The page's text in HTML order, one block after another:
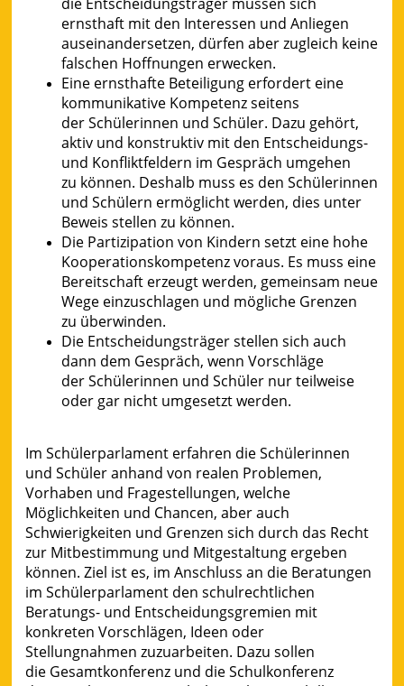
ernsthaft mit den Interessen und Anliegen
auseinandersetzen, dürfen aber zugleich keine
falschen Hoffnungen erwecken.
Eine ernsthafte Beteiligung erfordert eine
kommunikative Kompetenz seitens
der Schülerinnen und Schüler. Dazu gehört,
aktiv und konstruktiv mit den Entscheidungs-
und Konfliktfeldern im Gespräch umgehen
zu können. Deshalb muss es den Schülerinnen
und Schülern ermöglicht werden, dies unter
Beweis stellen zu können.
Die Partizipation von Kindern setzt eine hohe
Kooperationskompetenz voraus. Es muss eine
Bereitschaft erzeugt werden, gemeinsam neue
Wege einzuschlagen und mögliche Grenzen
zu überwinden.
Die Entscheidungsträger stellen sich auch
dann dem Gespräch, wenn Vorschläge
der Schülerinnen und Schüler nur teilweise
oder gar nicht umgesetzt werden.
Im Schülerparlament erfahren die Schülerinnen
und Schüler anhand von realen Problemen,
Vorhaben und Fragestellungen, welche
Möglichkeiten und Chancen, aber auch
Schwierigkeiten und Grenzen sich durch das Recht
zur Mitbestimmung und Mitgestaltung ergeben
können. Ziel ist es, im Anschluss an die Beratungen
im Schülerparlament den schulrechtlichen
Beratungs- und Entscheidungsgremien mit
konkreten Vorschlägen, Ideen oder
Stellungnahmen zuzuarbeiten. Dazu sollen
die Gesamtkonferenz und die Schulkonferenz